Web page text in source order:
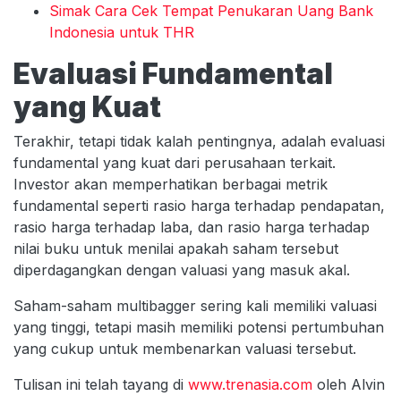
Simak Cara Cek Tempat Penukaran Uang Bank
Indonesia untuk THR
Evaluasi Fundamental
yang Kuat
Terakhir, tetapi tidak kalah pentingnya, adalah evaluasi
fundamental yang kuat dari perusahaan terkait.
Investor akan memperhatikan berbagai metrik
fundamental seperti rasio harga terhadap pendapatan,
rasio harga terhadap laba, dan rasio harga terhadap
nilai buku untuk menilai apakah saham tersebut
diperdagangkan dengan valuasi yang masuk akal.
Saham-saham multibagger sering kali memiliki valuasi
yang tinggi, tetapi masih memiliki potensi pertumbuhan
yang cukup untuk membenarkan valuasi tersebut.
Tulisan ini telah tayang di www.trenasia.com oleh Alvin